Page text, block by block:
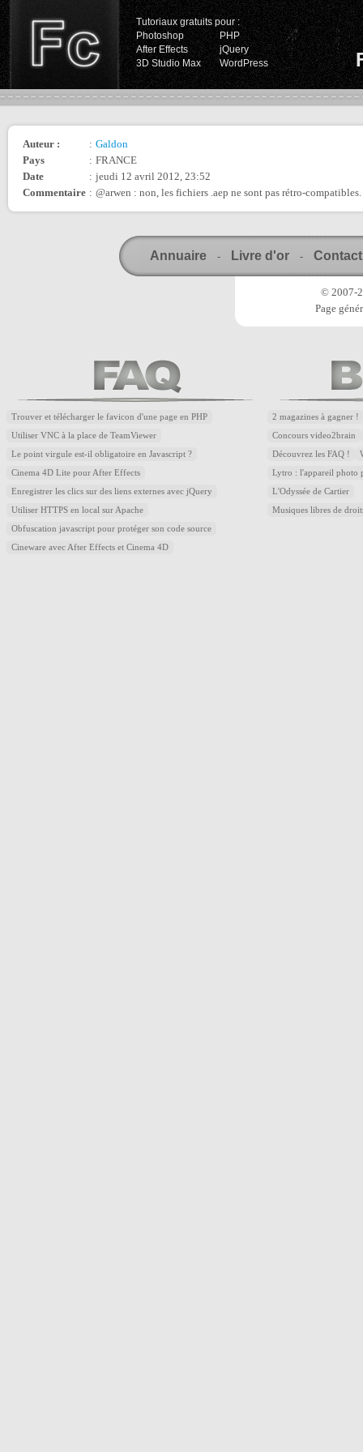
Tutoriaux gratuits pour :
Photoshop
PHP
After Effects
jQuery
3D Studio Max
WordPress
Auteur : : Galdon
Pays
: FRANCE
Date
: jeudi 12 avril 2012, 23:52
Commentaire : @arwen : non, les fichiers .aep ne sont pas rétro-
Annuaire - Livre d'or - Contact
© 2007-
Page
Trouver et télécharger le favicon d'une page en PHP
Utiliser VNC à la place de TeamViewer
Le point virgule est-il obligatoire en Javascript ?
Cinema 4D Lite pour After Effects
Enregistrer les clics sur des liens externes avec jQuery
Utiliser HTTPS en local sur Apache
Obfuscation javascript pour protéger son code source
Cineware avec After Effects et Cinema 4D
2 magazines à gagner !
Concours video2brain
Découvrez les FAQ !
Lytro : l'appareil photo
L'Odyssée de Cartier
Musiques libres de